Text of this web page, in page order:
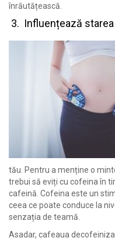
înrăutățească.
3. Influențează
tău. Pentru a menține o
trebui să eviți cu cofeina în
cafeină. Cofeina este un
ceea ce poate conduce la
senzația de teamă.
Asadar, cafeaua